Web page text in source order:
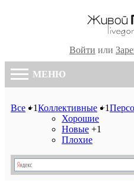
Войти или
МЕНЮ
Все +1Коллективные +1
Хорошие
Новые +1
Плохие